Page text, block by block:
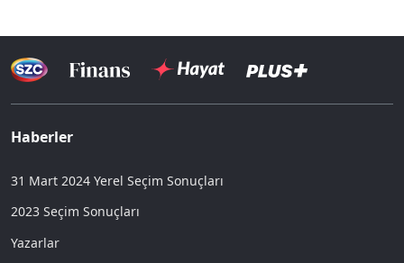
Haberler
31 Mart 2024 Yerel Seçim Sonuçları
2023 Seçim Sonuçları
Yazarlar